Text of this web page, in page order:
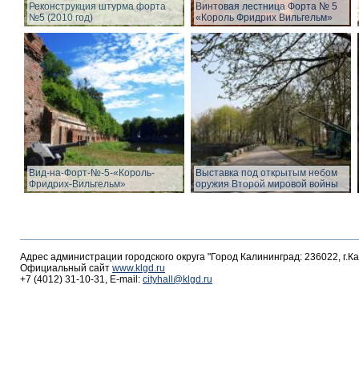
Реконструкция штурма форта
№5 (2010 год)
Винтовая лестница Форта № 5
«Король Фридрих Вильгельм»
Вид-на-Форт-№-5-«Король-
Фридрих-Вильгельм»
Выставка под открытым небом
оружия Второй мировой войны
Адрес администрации городского округа "Город Калининград: 236022,
Официальный сайт www.klgd.ru
+7 (4012) 31-10-31, E-mail: cityhall@klgd.ru